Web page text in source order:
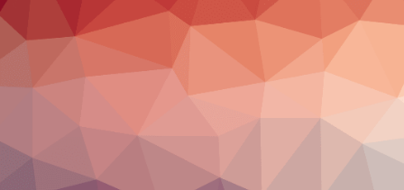
Skip
to
content